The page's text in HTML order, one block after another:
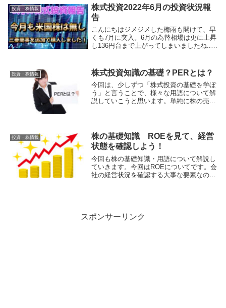
ていますので、参考にしてみてください。
以前の...
投資・株情報
株式投資2022年6月の投資状況報
告
こんにちはジメジメした梅雨も開けて、早
くも7月に突入。6月の為替相場は更に上昇
し136円台まで上がってしまいましたね...
株は購入していないので、今回は番外
編。...
投資・株情報 株式投資知識の基礎？PERとは？
今回は、少しずつ「株式投資の基礎を学ぼ
う」と言うことで、様々な用語について解
説していこうと思います。単純に株の売り
う！今回はよく聞く「PER」についての解
説です。
投資・株情報
株の基礎知識 ROEを見て、経営
状態を確認しよう！
今回も株の基礎知識・用語について解説し
ていきます。今回はROEについてです。会
社の経営状況を確認する大事な要素なの
ると…企業の自己資本(株主資本)に対し
て、どれだけ利益を上げているか？を表す
スポンサーリンク